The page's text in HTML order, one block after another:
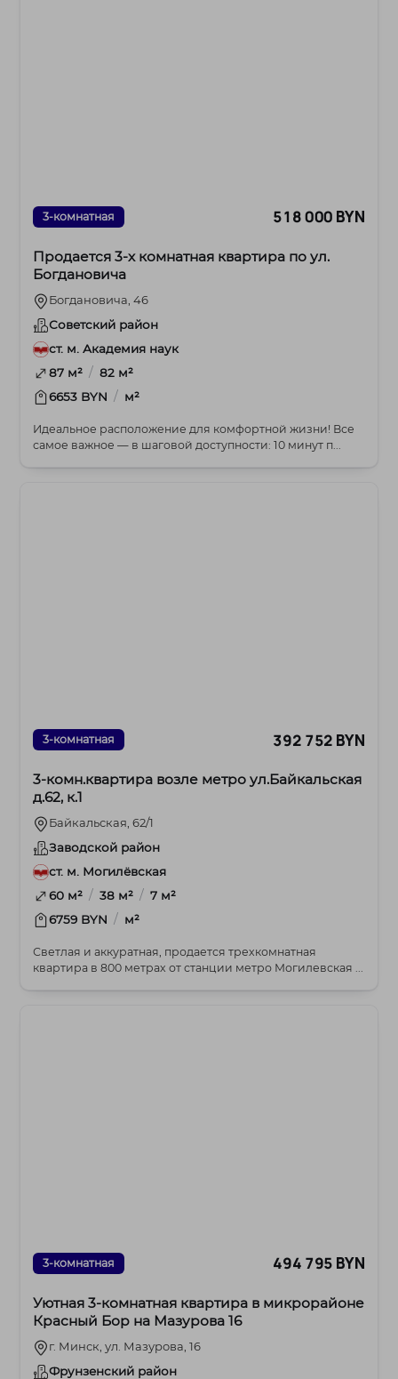
3-комнатная 518 000 BYN
Продается 3-х комнатная квартира по ул.
Богдановича
Богдановича, 46
Советский район
ст. м. Академия наук
87 м² / 82 м²
6653 BYN / м²
Идеальное расположение для комфортной жизни! Все
самое важное — в шаговой доступности: 10 минут п...
3-комнатная 392 752 BYN
3-комн.квартира возле метро ул.Байкальская
д.62, к.1
Байкальская, 62/1
Заводской район
ст. м. Могилёвская
60 м² / 38 м² / 7 м²
6759 BYN / м²
Светлая и аккуратная, продается трехкомнатная
квартира в 800 метрах от станции метро Могилевская ...
3-комнатная 494 795 BYN
Уютная 3-комнатная квартира в микрорайоне
Красный Бор на Мазурова 16
г. Минск, ул. Мазурова, 16
Фрунзенский район